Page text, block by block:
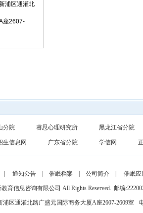
浦区通灌北
座2607-
分院 睿思心理研究所 黑龙江省分院
生信息网 广东省分院 学信网
通知公告| 催眠档案 公司简介| 催眠应
育信息咨询有限公司 All Rights Reserved. 邮编
区通灌北路广盛元国际商务大厦A座2607-2609室